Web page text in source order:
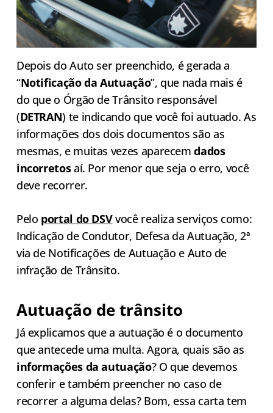
Depois do Auto ser preenchido, é gerada a
“Notificação da Autuação”, que nada mais é
do que o Órgão de Trânsito responsável
(DETRAN) te indicando que você foi autuado. As
informações dos dois documentos são as
mesmas, e muitas vezes aparecemdados
incorretosaí. Por menor que seja o erro, você
deve recorrer.
Pelo portal do DSVvocê realiza serviços como:
Indicação de Condutor, Defesa da Autuação, 2ª
via de Notificações de Autuação e Auto de
infração de Trânsito.
Autuação de trânsito
Já explicamos que a autuação é o documento
que antecede uma multa. Agora, quais são as
informações da autuação? O que devemos
conferir e também preencher no caso de
recorrer a alguma delas? Bom, essa carta tem